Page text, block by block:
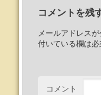
コメントを残
メールアドレス
付いている欄は
コメント